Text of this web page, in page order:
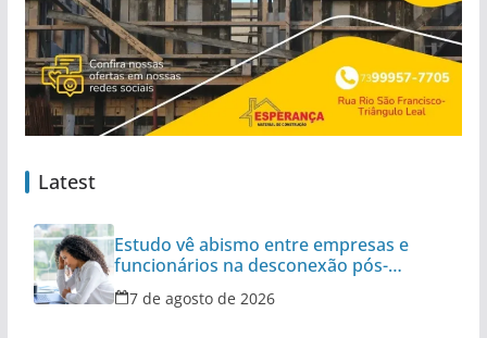
Latest
Estudo vê abismo entre empresas e
funcionários na desconexão pós-
expediente
7 de agosto de 2026